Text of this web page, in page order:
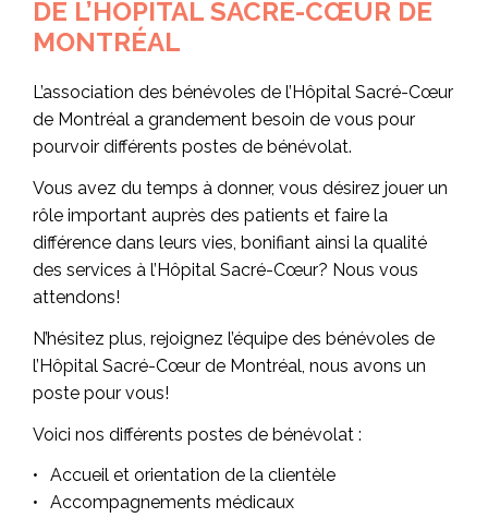
DE L’HÔPITAL SACRÉ-CŒUR DE
MONTRÉAL
L’association des bénévoles de l’Hôpital Sacré-Cœur
de Montréal a grandement besoin de vous pour
pourvoir différents postes de bénévolat.
Vous avez du temps à donner, vous désirez jouer un
rôle important auprès des patients et faire la
différence dans leurs vies, bonifiant ainsi la qualité
des services à l’Hôpital Sacré-Cœur? Nous vous
attendons!
N’hésitez plus, rejoignez l’équipe des bénévoles de
l’Hôpital Sacré-Cœur de Montréal, nous avons un
poste pour vous!
Voici nos différents postes de bénévolat :
Accueil et orientation de la clientèle
Accompagnements médicaux